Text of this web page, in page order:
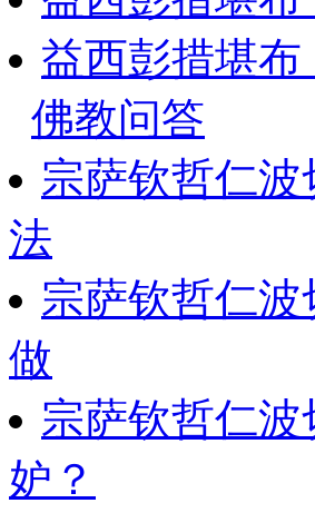
益西彭措堪
佛教问答
宗萨钦哲仁
法
宗萨钦哲仁
做
宗萨钦哲仁
妒？